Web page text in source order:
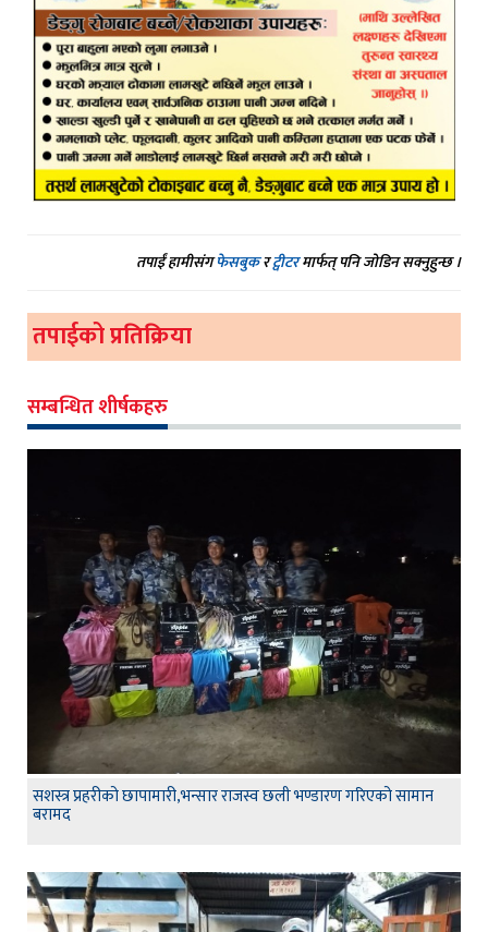
तपाईं हामीसंगफेसबुकरट्वीटरमार्फत् पनि जोडिन सक्नुहुन्छ ।
तपाईको प्रतिक्रिया
सम्बन्धित शीर्षकहरु
सशस्त्र प्रहरीको छापामारी,भन्सार राजस्व छली भण्डारण गरिएको सामान
बरामद